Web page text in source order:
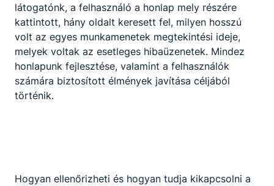
Versenyek
2025. augusztus 21. Igazgatóság
látogatónk, a felhasználó a honlap mely részére
kattintott, hány oldalt keresett fel, milyen hosszú
volt az egyes munkamenetek megtekintési ideje,
melyek voltak az esetleges hibaüzenetek. Mindez
honlapunk fejlesztése, valamint a felhasználók
számára biztosított élmények javítása céljából
történik.
Hogyan ellenőrizheti és hogyan tudja kikapcsolni a